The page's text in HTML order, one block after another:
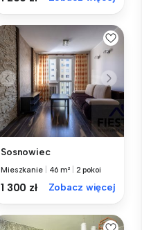
Sosnowiec
Mieszkanie 46 m² 2 pokoi
1 300 zł Zobacz więcej